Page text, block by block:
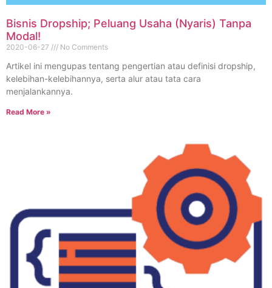
Bisnis Dropship; Peluang Usaha (Nyaris) Tanpa
Modal!
2020-06-27 No Comments
Artikel ini mengupas tentang pengertian atau definisi dropship,
kelebihan-kelebihannya, serta alur atau tata cara
menjalankannya.
Read More »